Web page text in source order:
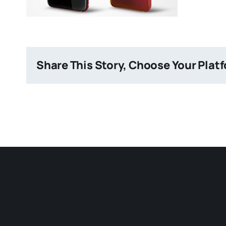
Share This Story, Choose Your